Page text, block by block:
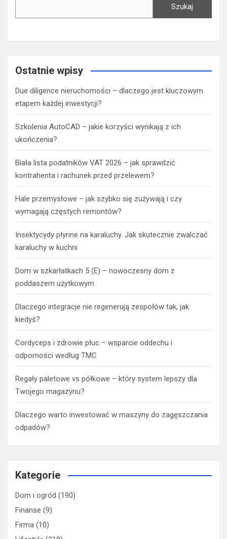
Szukaj
Ostatnie wpisy
Due diligence nieruchomości – dlaczego jest kluczowym
etapem każdej inwestycji?
Szkolenia AutoCAD – jakie korzyści wynikają z ich
ukończenia?
Biała lista podatników VAT 2026 – jak sprawdzić
kontrahenta i rachunek przed przelewem?
Hale przemysłowe – jak szybko się zużywają i czy
wymagają częstych remontów?
Insektycydy płynne na karaluchy. Jak skutecznie zwalczać
karaluchy w kuchni
Dom w szkarłatkach 5 (E) – nowoczesny dom z
poddaszem użytkowym
Dlaczego integracje nie regenerują zespołów tak, jak
kiedyś?
Cordyceps i zdrowie płuc – wsparcie oddechu i
odporności według TMC
Regały paletowe vs półkowe – który system lepszy dla
Twojego magazynu?
Dlaczego warto inwestować w maszyny do zagęszczania
odpadów?
Kategorie
Dom i ogród (190)
Finanse (9)
Firma (10)